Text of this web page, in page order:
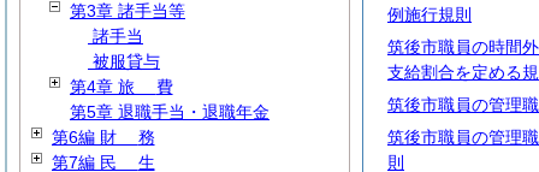
例施行規則
筑後市職員の時間
支給割合を定める
筑後市職員の管理
筑後市職員の管理
則
第3章 諸手当等
諸手当
被服貸与
第4章 旅 費
第5章 退職手当・退職年金
第6編 財 務
第7編 民 生